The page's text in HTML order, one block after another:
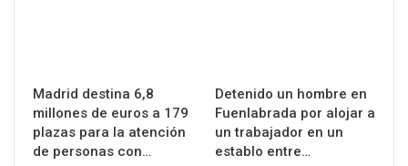
Madrid destina 6,8
millones de euros a 179
plazas para la atención
de personas con…
Detenido un hombre en
Fuenlabrada por alojar a
un trabajador en un
establo entre…